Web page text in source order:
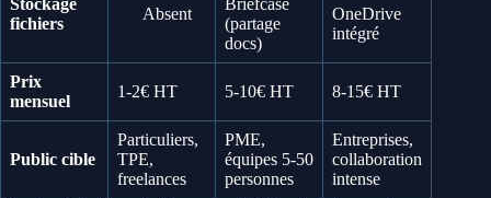
Stockage
fichiers
Absent
Briefcase
(partage
docs)
OneDrive
intégré
Prix
mensuel
1-2€ HT 5-10€ HT 8-15€ HT
Public cible
Particuliers,
TPE,
freelances
PME,
équipes 5-50
personnes
Entreprises,
collaboration
intense